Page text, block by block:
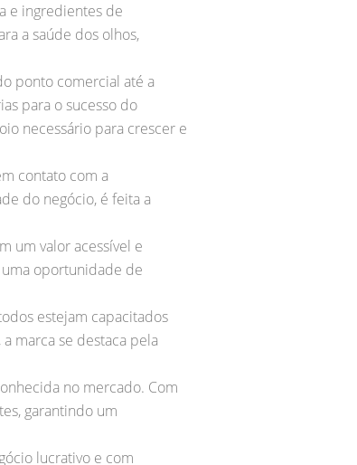
e ingredientes de
a saúde dos olhos,
ponto comercial até a
para o sucesso do
necessário para crescer e
contato com a
do negócio, é feita a
um valor acessível e
oportunidade de
estejam capacitados
marca se destaca pela
no mercado. Com
garantindo um
lucrativo e com